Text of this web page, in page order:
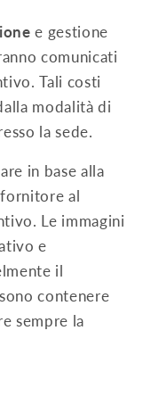
e gestione
comunicati
Tali costi
modalità di
la sede.
in base alla
al
Le immagini
e
il
contenere
sempre la